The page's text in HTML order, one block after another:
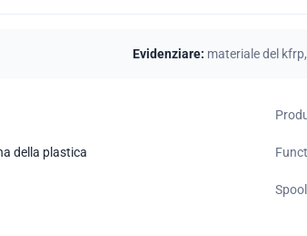
Evidenziare: materiale del kfrp,
della plastica